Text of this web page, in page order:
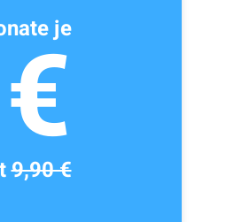
je
9,90 €